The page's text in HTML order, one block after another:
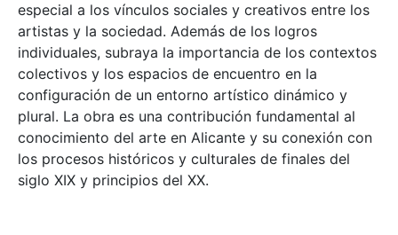
especial a los vínculos sociales y creativos entre los
artistas y la sociedad. Además de los logros
individuales, subraya la importancia de los contextos
colectivos y los espacios de encuentro en la
configuración de un entorno artístico dinámico y
plural. La obra es una contribución fundamental al
conocimiento del arte en Alicante y su conexión con
los procesos históricos y culturales de finales del
siglo XIX y principios del XX.